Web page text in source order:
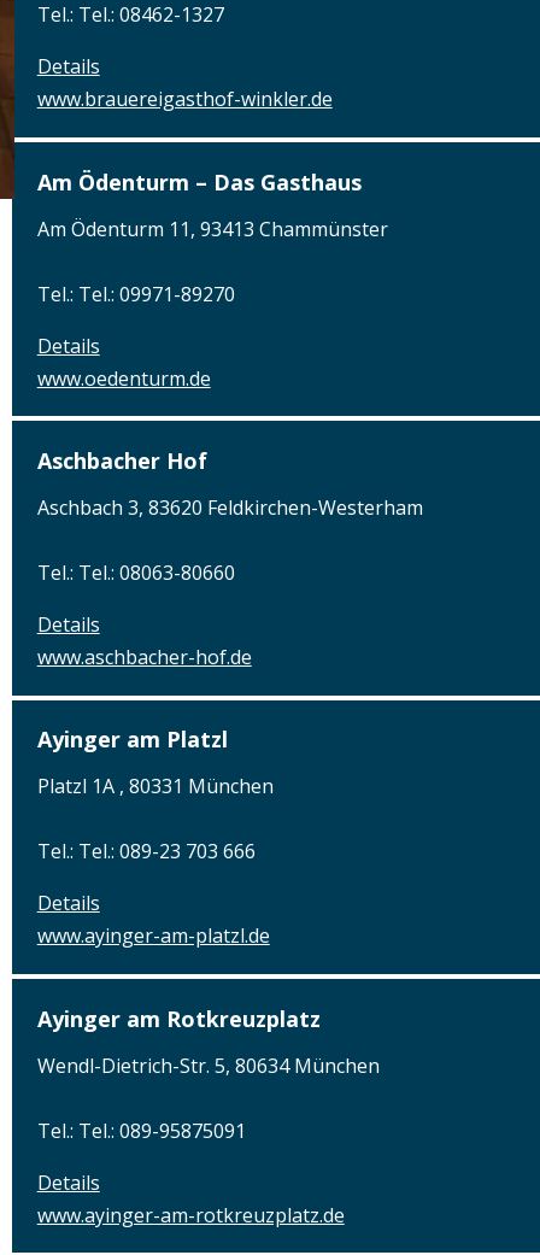
Tel.: Tel.: 08462-1327
Details
www.brauereigasthof-winkler.de
Am Ödenturm – Das Gasthaus
Am Ödenturm 11, 93413 Chammünster
Tel.: Tel.: 09971-89270
Details
www.oedenturm.de
Aschbacher Hof
Aschbach 3, 83620 Feldkirchen-Westerham
Tel.: Tel.: 08063-80660
Details
www.aschbacher-hof.de
Ayinger am Platzl
Platzl 1A , 80331 München
Tel.: Tel.: 089-23 703 666
Details
www.ayinger-am-platzl.de
Ayinger am Rotkreuzplatz
Wendl-Dietrich-Str. 5, 80634 München
Tel.: Tel.: 089-95875091
Details
www.ayinger-am-rotkreuzplatz.de